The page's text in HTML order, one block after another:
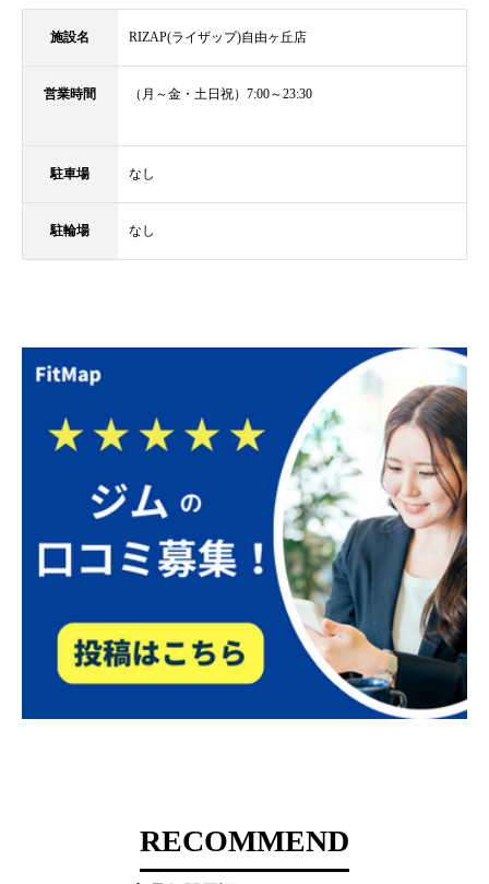
施設名 RIZAP(ライザップ)自由ヶ丘店
営業時間 （月～金・土日祝）7:00～23:30
駐車場 なし
駐輪場 なし
RECOMMEND